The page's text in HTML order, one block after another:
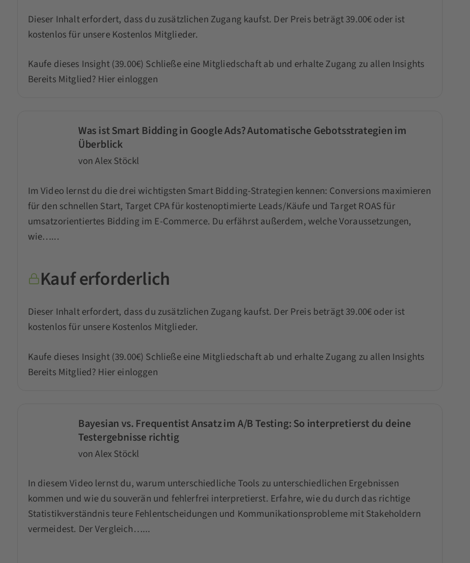
Dieser Inhalt erfordert, dass du zusätzlichen Zugang kaufst. Der Preis beträgt 39.00€ oder ist
kostenlos für unsere Kostenlos Mitglieder.
Kaufe dieses Insight (39.00€) Schließe eine Mitgliedschaft ab und erhalte Zugang zu allen Insights
Bereits Mitglied? Hier einloggen
Was ist Smart Bidding in Google Ads? Automatische Gebotsstrategien im
Überblick
von Alex Stöckl
Im Video lernst du die drei wichtigsten Smart Bidding-Strategien kennen: Conversions maximieren
für den schnellen Start, Target CPA für kostenoptimierte Leads/Käufe und Target ROAS für
umsatzorientiertes Bidding im E-Commerce. Du erfährst außerdem, welche Voraussetzungen,
wie…...
Kauf erforderlich
Dieser Inhalt erfordert, dass du zusätzlichen Zugang kaufst. Der Preis beträgt 39.00€ oder ist
kostenlos für unsere Kostenlos Mitglieder.
Kaufe dieses Insight (39.00€) Schließe eine Mitgliedschaft ab und erhalte Zugang zu allen Insights
Bereits Mitglied? Hier einloggen
Bayesian vs. Frequentist Ansatz im A/B Testing: So interpretierst du deine
Testergebnisse richtig
von Alex Stöckl
In diesem Video lernst du, warum unterschiedliche Tools zu unterschiedlichen Ergebnissen
kommen und wie du souverän und fehlerfrei interpretierst. Erfahre, wie du durch das richtige
Statistikverständnis teure Fehlentscheidungen und Kommunikationsprobleme mit Stakeholdern
vermeidest. Der Vergleich…...